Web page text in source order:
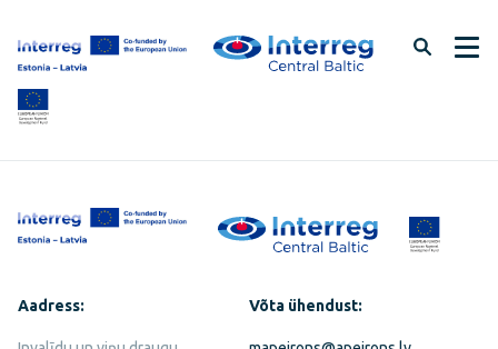
lehe
sisu
vahele
Aadress: Võta ühendust: